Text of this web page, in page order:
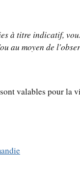
à titre indicatif,
au moyen de
valables pour la